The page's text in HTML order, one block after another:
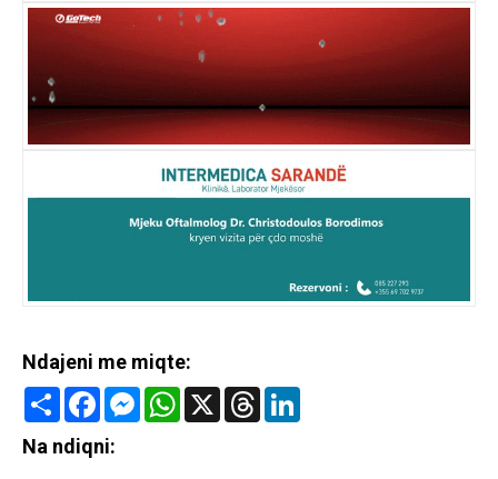
Ndajeni me miqte:
Share FacebookMessenger
WhatsApp
X Threads
Na ndiqni: